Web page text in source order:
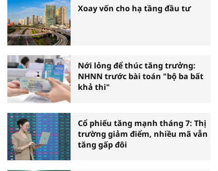
Xoay vốn cho hạ tầng đầu tư
Nới lỏng để thúc tăng trưởng:
NHNN trước bài toán "bộ ba bất
khả thi"
Cổ phiếu tăng mạnh tháng 7: Thị
trường giảm điểm, nhiều mã vẫn
tăng gấp đôi